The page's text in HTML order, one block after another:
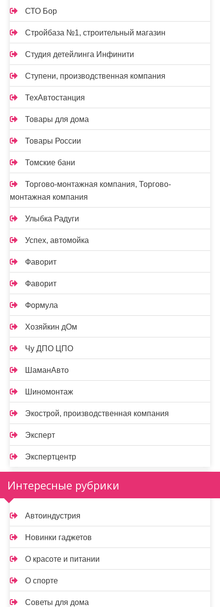
СТО Бор
Стройбаза №1, строительный магазин
Студия детейлинга Инфинити
Ступени, производственная компания
ТехАвтостанция
Товары для дома
Товары России
Томские бани
Торгово-монтажная компания, Торгово-
монтажная компания
Улыбка Радуги
Успех, автомойка
Фаворит
Фаворит
Формула
Хозяйкин дОм
Чу ДПО ЦПО
ШаманАвто
Шиномонтаж
Экострой, производственная компания
Эксперт
Экспертцентр
Интересные рубрики
Автоиндустрия
Новинки гаджетов
О красоте и питании
О спорте
Советы для дома